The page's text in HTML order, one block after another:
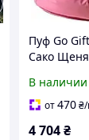
Пуф Go
Сако
В наличии
от470₴
4 704₴